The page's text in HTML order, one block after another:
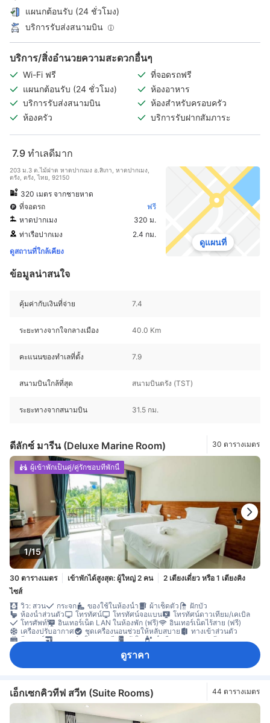
แผนกต้อนรับ (24 ชั่วโมง)
บริการรับส่งสนามบิน
บริการ/สิ่งอำนวยความสะดวกอื่นๆ
Wi-Fi ฟรี
ที่จอดรถฟรี
แผนกต้อนรับ (24 ชั่วโมง)
ห้องอาหาร
บริการรับส่งสนามบิน
ห้องสำหรับครอบครัว
ห้องครัว
บริการรับฝากสัมภาระ
7.9 ทำเลดีมาก
203 ม.3 ต.ไม้ฝาด หาดปากเมง อ.สิเกา, หาดปากเมง,
ตรัง, ตรัง, ไทย, 92150
320 เมตร จากชายหาด
ที่จอดรถ
ฟรี
หาดปากเมง
320 ม.
ท่าเรือปากเมง
2.4 กม.
ดูสถานที่ใกล้เคียง
ดูแผนที่
ข้อมูลน่าสนใจ
คุ้มค่ากับเงินที่จ่าย 7.4
ระยะทางจากใจกลางเมือง 40.0 Km
คะแนนของทำเลที่ตั้ง 7.9
สนามบินใกล้ที่สุด สนามบินตรัง (TST)
ระยะทางจากสนามบิน 31.5 กม.
ดีลักซ์ มารีน (Deluxe Marine Room) 30 ตารางเมตร
1/15
ผู้เข้าพักเป็นคู่/คู่รักชอบที่พักนี้
30 ตารางเมตร เข้าพักได้สูงสุด: ผู้ใหญ่ 2 คน
2 เตียงเดี่ยว หรือ 1 เตียงคิง
ไซส์
วิว: สวน
กระจก ของใช้ในห้องน้ำ ผ้าเช็ดตัว
ฝักบัว
ห้องน้ำส่วนตัว
โทรทัศน์ โทรทัศน์จอแบน
โทรทัศน์ดาวเทียม/เคเบิล
โทรศัพท์
อินเทอร์เน็ต LAN ในห้องพัก (ฟรี)
อินเทอร์เน็ตไร้สาย (ฟรี)
เครื่องปรับอากาศ
ชุดเครื่องนอนช่วยให้หลับสบาย
ทางเข้าส่วนตัว
ฮีตเตอร์
กาแฟสำเร็จรูป (ฟรี) ตู้เย็น
น้ำดื่มบรรจุขวด (ฟรี)
เข้าถึงได้โดยบันได
บริการด้านความปลอดภัย
ดูราคา
เอ็กเซกคิวทีฟ สวีท (Suite Rooms) 44 ตารางเมตร